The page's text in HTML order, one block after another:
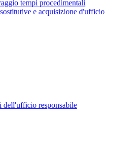
tempi procedimentali
e acquisizione d'ufficio
dell'ufficio responsabile